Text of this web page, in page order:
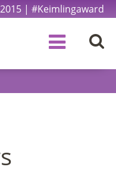
| #Keimlingaward